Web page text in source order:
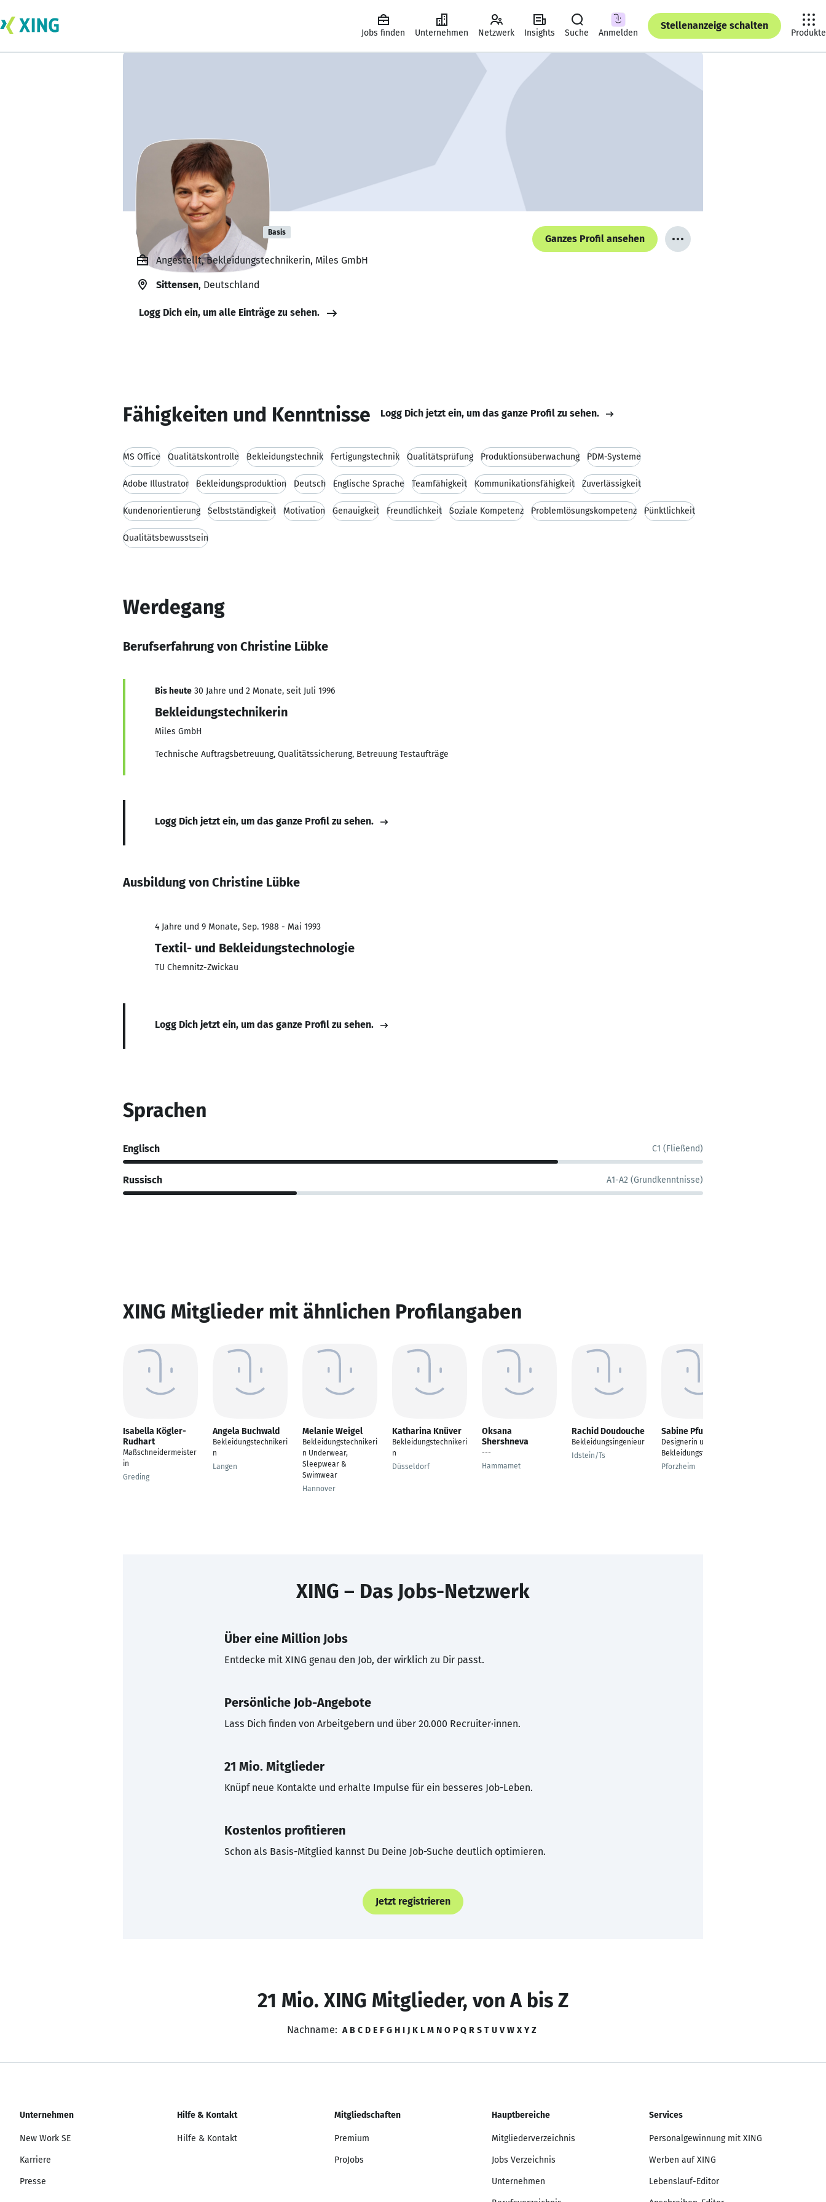
Jobs finden Unternehmen Netzwerk Insights Suche Anmelden
Stellenanzeige schalten
Produkte
Christine Lübke Basis
Ganzes Profil ansehen
Angestellt, Bekleidungstechnikerin, Miles GmbH
Sittensen, Deutschland
Logg Dich ein, um alle Einträge zu sehen.
Fähigkeiten und Kenntnisse Logg Dich jetzt ein, um das ganze Profil zu sehen.
MS Office Qualitätskontrolle Bekleidungstechnik Fertigungstechnik Qualitätsprüfung Produktionsüberwachung PDM-Systeme
Adobe Illustrator Bekleidungsproduktion Deutsch Englische Sprache Teamfähigkeit Kommunikationsfähigkeit Zuverlässigkeit
Kundenorientierung Selbstständigkeit Motivation Genauigkeit Freundlichkeit Soziale Kompetenz Problemlösungskompetenz Pünktlichkeit
Qualitätsbewusstsein
Werdegang
Berufserfahrung von Christine Lübke
Bis heute 30 Jahre und 2 Monate, seit Juli 1996
Bekleidungstechnikerin
Miles GmbH
Technische Auftragsbetreuung, Qualitätssicherung, Betreuung Testaufträge
Logg Dich jetzt ein, um das ganze Profil zu sehen.
Ausbildung von Christine Lübke
4 Jahre und 9 Monate, Sep. 1988 - Mai 1993
Textil- und Bekleidungstechnologie
TU Chemnitz-Zwickau
Logg Dich jetzt ein, um das ganze Profil zu sehen.
Sprachen
Englisch C1 (Fließend)
Russisch A1-A2 (Grundkenntnisse)
XING Mitglieder mit ähnlichen Profilangaben
Isabella Kögler-
Rudhart
Maßschneidermeister
in
Greding
Angela Buchwald
Bekleidungstechnikeri
n
Langen
Melanie Weigel
Bekleidungstechnikeri
n Underwear,
Sleepwear &
Swimwear
Hannover
Katharina Knüver
Bekleidungstechnikeri
n
Düsseldorf
Oksana
Shershneva
---
Hammamet
Rachid Doudouche
Bekleidungsingenieur
Idstein/Ts
Sabine Pfundner
Designerin und
Bekleidungstechniker
Pforzheim
XING – Das Jobs-Netzwerk
Über eine Million Jobs
Entdecke mit XING genau den Job, der wirklich zu Dir passt.
Persönliche Job-Angebote
Lass Dich finden von Arbeitgebern und über 20.000 Recruiter·innen.
21 Mio. Mitglieder
Knüpf neue Kontakte und erhalte Impulse für ein besseres Job-Leben.
Kostenlos profitieren
Schon als Basis-Mitglied kannst Du Deine Job-Suche deutlich optimieren.
Jetzt registrieren
21 Mio. XING Mitglieder, von A bis Z
Nachname: A B C D E F G H I J K L M N O P Q R S T U V W X Y Z
Unternehmen
New Work SE
Karriere
Presse
Hilfe & Kontakt
Hilfe & Kontakt
Mitgliedschaften
Premium
ProJobs
Hauptbereiche
Mitgliederverzeichnis
Jobs Verzeichnis
Unternehmen
Services
Personalgewinnung mit XING
Werben auf XING
Lebenslauf-Editor